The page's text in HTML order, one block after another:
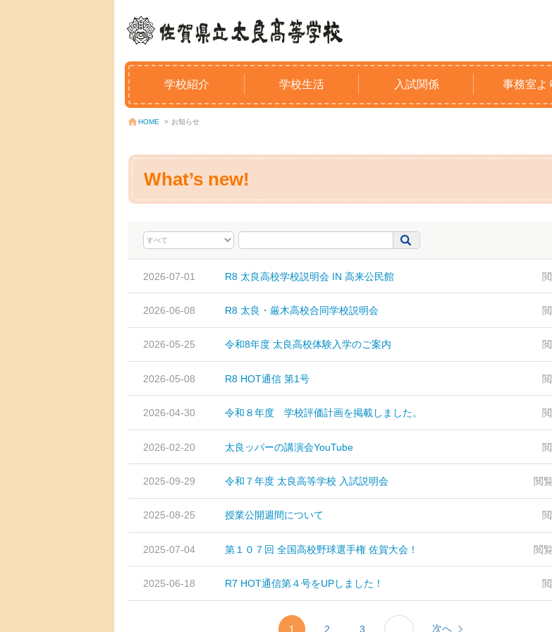
学校紹介 学校生活 入試関係 事務室よ
HOME > お知らせ
What’s new!
2026-07-01 R8 太良高校学校説明会 IN 高来公民館
2026-06-08 R8 太良・厳木高校合同学校説明会
2026-05-25 令和8年度 太良高校体験入学のご案内
2026-05-08 R8 HOT通信 第1号
2026-04-30 令和８年度 学校評価計画を掲載しました。
2026-02-20 太良ッパーの講演会YouTube
2025-09-29 令和７年度 太良高等学校 入試説明会 閲
2025-08-25 授業公開週間について
2025-07-04 第１０７回 全国高校野球選手権 佐賀大会！ 閲
2025-06-18 R7 HOT通信第４号をUPしました！
1 2 3 次へ